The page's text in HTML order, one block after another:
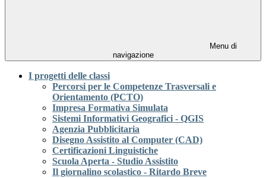
Menu di
navigazione
I progetti delle classi
Percorsi per le Competenze Trasversali e
Orientamento (PCTO)
Impresa Formativa Simulata
Sistemi Informativi Geografici - QGIS
Agenzia Pubblicitaria
Disegno Assistito al Computer (CAD)
Certificazioni Linguistiche
Scuola Aperta - Studio Assistito
Il giornalino scolastico - Ritardo Breve